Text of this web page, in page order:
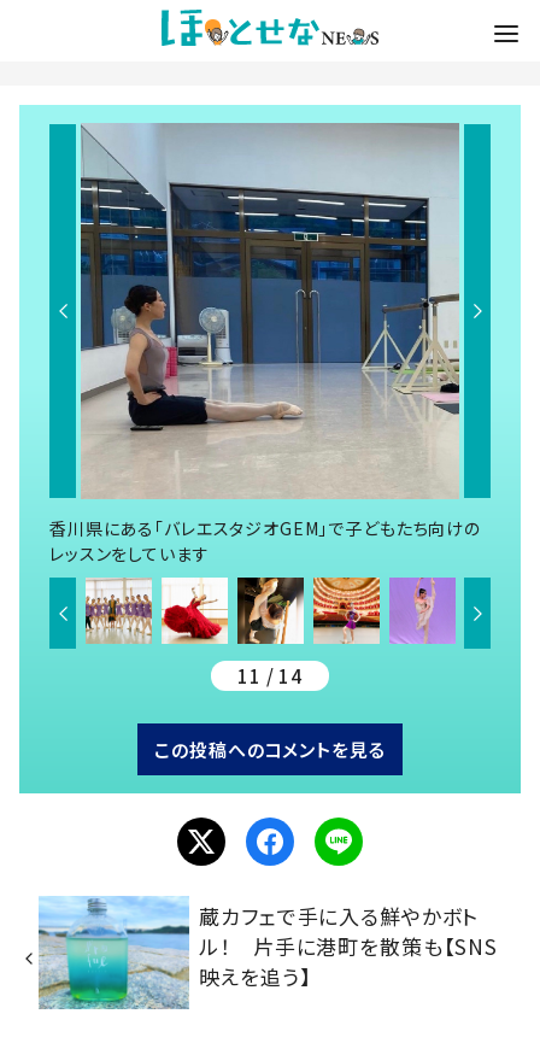
香川県にある「バレエスタジオGEM」で子どもたち向けの
レッスンをしています
11 / 14
この投稿へのコメントを見る
蔵カフェで手に入る鮮やかボト
ル！ 片手に港町を散策も【SNS
映えを追う】